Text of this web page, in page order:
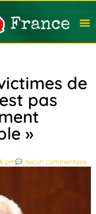
de
pas
»
pm Aucun commentaire